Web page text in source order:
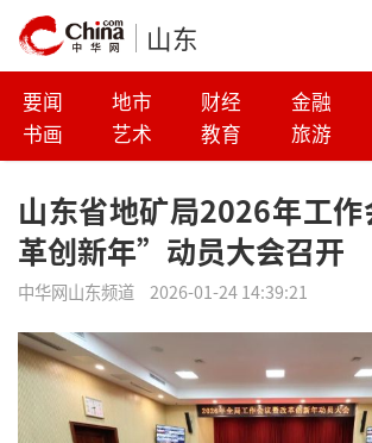
山东
要闻 地市 财经 金融
书画
艺术 教育 旅游
山东省地矿局2026年工
革创新年”动员大会召开
中华网山东频道 2026-01-24 14:39:21